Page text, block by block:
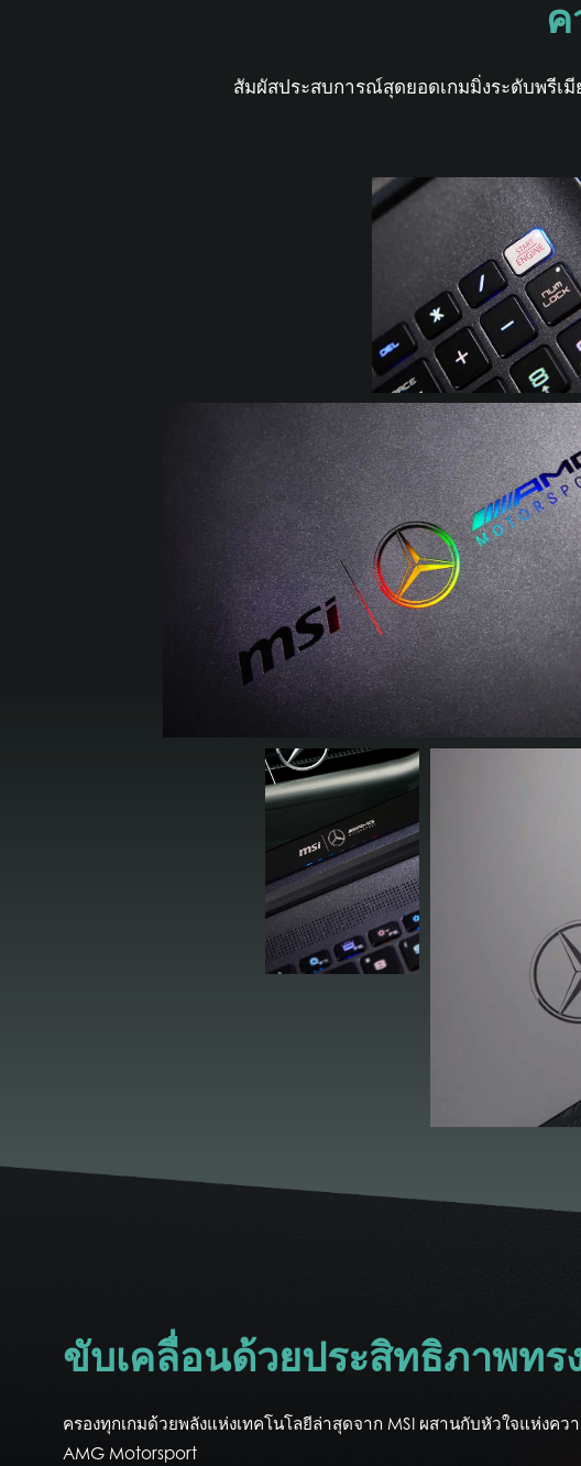
ค
สัมผัสประสบการณ์สุดยอดเกมมิ่งระดับพรีเ
ขับเคลื่อนด้วยประสิทธิภาพทร
ครองทุกเกมด้วยพลังแห่งเทคโนโลยีล่าสุดจาก MSI ผสานกับหัวใจแห่งคว
AMG Motorsport